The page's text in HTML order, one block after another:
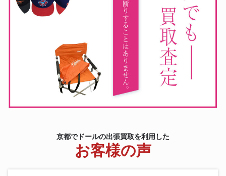
JUMEAU Collection’s Doll ア
ンティーク ビスクドール フレン
チ BEBE JUMEAU 箱入り 限定
ボークス SD16 アベリア Abelia
～The Navigator of the Black
Shark～ 東京湾クルーズ2024
Super Dollfie スーパードルフィ
ー 16 女の子 Abelia アベリア ～
The Navigator of the Black
Shark～ ボークス
セスコレクション
京都でドールの出張買取を利用した
お客様の声